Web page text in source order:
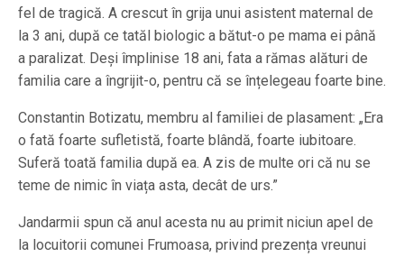
fel de tragică. A crescut în grija unui asistent maternal de
la 3 ani, după ce tatăl biologic a bătut-o pe mama ei până
a paralizat. Deși împlinise 18 ani, fata a rămas alături de
familia care a îngrijit-o, pentru că se înțelegeau foarte bine.
Constantin Botizatu, membru al familiei de plasament: „Era
o fată foarte sufletistă, foarte blândă, foarte iubitoare.
Suferă toată familia după ea. A zis de multe ori că nu se
teme de nimic în viața asta, decât de urs.”
Jandarmii spun că anul acesta nu au primit niciun apel de
la locuitorii comunei Frumoasa, privind prezența vreunui